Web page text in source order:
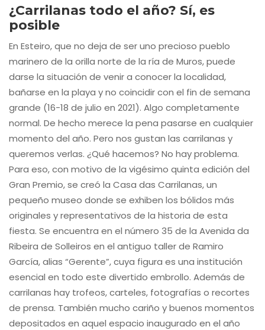
¿Carrilanas todo el año? Sí, es
posible
En Esteiro, que no deja de ser uno precioso pueblo
marinero de la orilla norte de la ría de Muros, puede
darse la situación de venir a conocer la localidad,
bañarse en la playa y no coincidir con el fin de semana
grande (16-18 de julio en 2021). Algo completamente
normal. De hecho merece la pena pasarse en cualquier
momento del año. Pero nos gustan las carrilanas y
queremos verlas. ¿Qué hacemos? No hay problema.
Para eso, con motivo de la vigésimo quinta edición del
Gran Premio, se creó la Casa das Carrilanas, un
pequeño museo donde se exhiben los bólidos más
originales y representativos de la historia de esta
fiesta. Se encuentra en el número 35 de la Avenida da
Ribeira de Solleiros en el antiguo taller de Ramiro
García, alias “Gerente”, cuya figura es una institución
esencial en todo este divertido embrollo. Además de
carrilanas hay trofeos, carteles, fotografías o recortes
de prensa. También mucho cariño y buenos momentos
depositados en aquel espacio inaugurado en el año